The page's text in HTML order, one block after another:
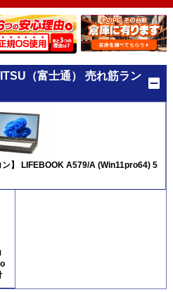
（富士通） 売れ筋ラン
】 LIFEBOOK A579/A (Win11pro64) 5